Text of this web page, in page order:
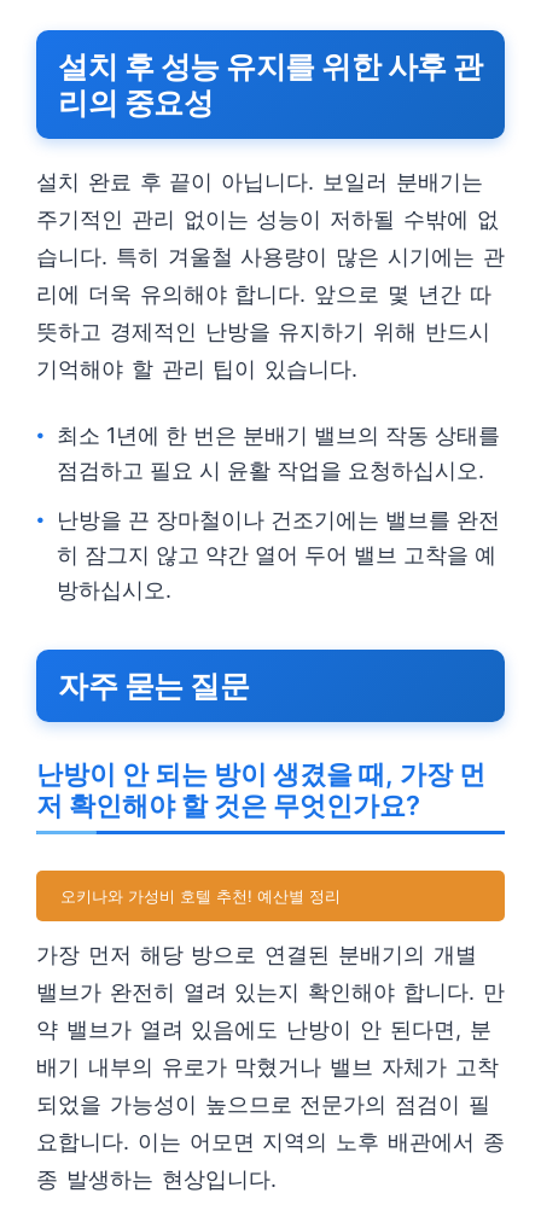
설치 후 성능 유지를 위한 사후 관
리의 중요성
설치 완료 후 끝이 아닙니다. 보일러 분배기는
주기적인 관리 없이는 성능이 저하될 수밖에 없
습니다. 특히 겨울철 사용량이 많은 시기에는 관
리에 더욱 유의해야 합니다. 앞으로 몇 년간 따
뜻하고 경제적인 난방을 유지하기 위해 반드시
기억해야 할 관리 팁이 있습니다.
최소 1년에 한 번은 분배기 밸브의 작동 상태를
점검하고 필요 시 윤활 작업을 요청하십시오.
난방을 끈 장마철이나 건조기에는 밸브를 완전
히 잠그지 않고 약간 열어 두어 밸브 고착을 예
방하십시오.
자주 묻는 질문
난방이 안 되는 방이 생겼을 때, 가장 먼
저 확인해야 할 것은 무엇인가요?
오키나와 가성비 호텔 추천! 예산별 정리
가장 먼저 해당 방으로 연결된 분배기의 개별
밸브가 완전히 열려 있는지 확인해야 합니다. 만
약 밸브가 열려 있음에도 난방이 안 된다면, 분
배기 내부의 유로가 막혔거나 밸브 자체가 고착
되었을 가능성이 높으므로 전문가의 점검이 필
요합니다. 이는 어모면 지역의 노후 배관에서 종
종 발생하는 현상입니다.